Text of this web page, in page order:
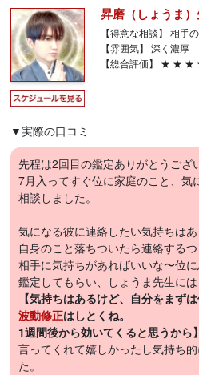
昇磨（しょうま
【得意な相談】 相手
【雰囲気】 深く濃厚
【総合評価】 ★ ★
▼実際の口コミ
先程は2回目の鑑定ありがとうござ
7月入ってすぐ位に家庭のこと、気
相談しました。
気になる彼に連絡したい気持ちは
自身のこと落ちついたら連絡する
相手に気持ちがあればいいな〜位
鑑定してもらい、しょうま先生には
【気持ちはあるけど、自分をまず
波動修正はしとくね。
1週間後から効いてくると思うから】
言ってくれて嬉しかったし気持ち
た。